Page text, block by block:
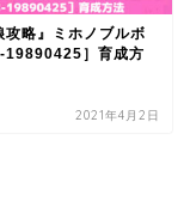
攻略』ミホノブルボ
19890425］育成方
2021年4月2日